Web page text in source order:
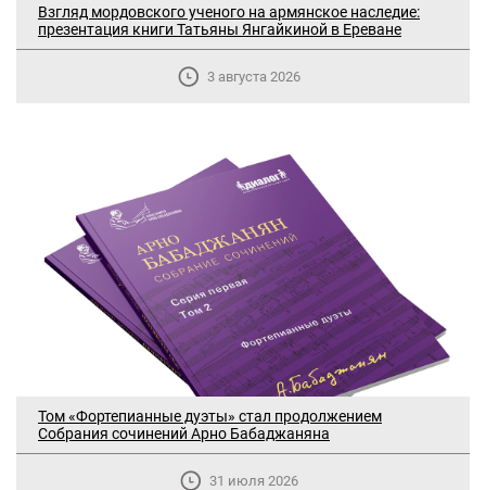
Взгляд мордовского ученого на армянское наследие:
презентация книги Татьяны Янгайкиной в Ереване
3 августа 2026
Том «Фортепианные дуэты» стал продолжением
Собрания сочинений Арно Бабаджаняна
31 июля 2026